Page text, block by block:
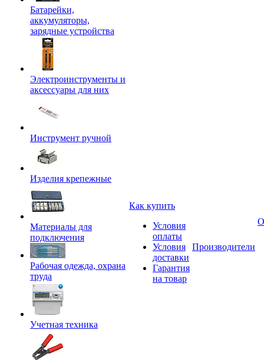
Батарейки,
аккумуляторы,
зарядные устройства
Электроинструменты и
аксессуары для них
Инструмент ручной
Изделия крепежные
Материалы для
подключения
Рабочая одежда, охрана
труда
Учетная техника
Как купить
Условия
оплаты
Условия
доставки
Гарантия
на товар
Производители